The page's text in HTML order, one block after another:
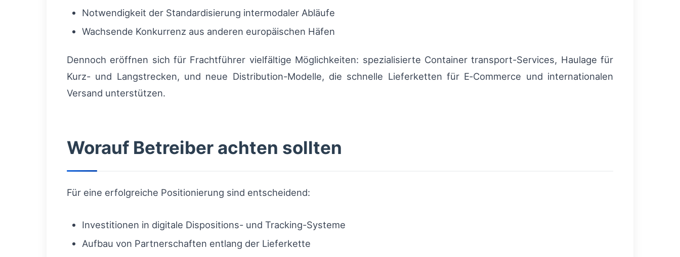
Notwendigkeit der Standardisierung intermodaler Abläufe
Wachsende Konkurrenz aus anderen europäischen Häfen
Dennoch eröffnen sich für Frachtführer vielfältige Möglichkeiten: spezialisierte Container transport-Services, Haulage für
Kurz- und Langstrecken, und neue Distribution-Modelle, die schnelle Lieferketten für E‑Commerce und internationalen
Versand unterstützen.
Worauf Betreiber achten sollten
Für eine erfolgreiche Positionierung sind entscheidend:
Investitionen in digitale Dispositions- und Tracking-Systeme
Aufbau von Partnerschaften entlang der Lieferkette